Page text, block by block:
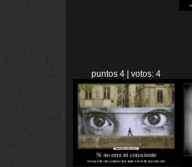
puntos 4 | votos: 4